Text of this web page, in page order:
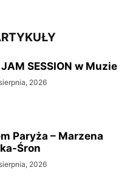
SESSION w Muzie
2026
Paryża – Marzena
Śron
2026